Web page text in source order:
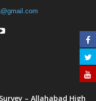
– Allahabad High